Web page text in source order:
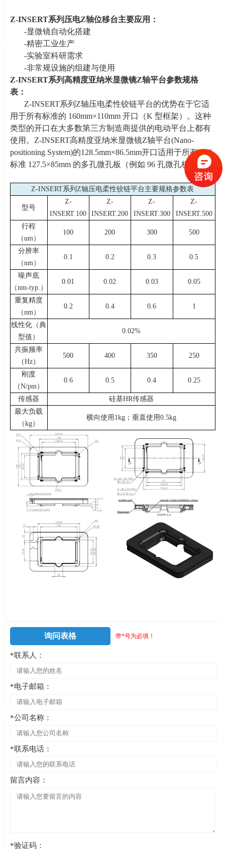
Z-INSERT系列压电Z轴位移台主要应用：
-显微镜自动化搭建
-精密工业生产
-实验室科研需求
-非常规设施的组建与使用
Z-INSERT系列高精度亚纳米显微镜Z轴平台参数规格
表：
Z-INSERT系列 Z轴压电柔性铰链平台的优势在于它适
用于所有标准的 160mm×110mm 开口（K 型框架）。这种
类型的开口在大多数第三方制造商提供的电动平台上都有
使用。 Z-INSERT高精度亚纳米显微镜Z轴平台(Nano-
positioning System)的128.5mm×86.5mm开口适用于所有SBS
标准127.5×85mm 的多孔微孔板（例如 96 孔微孔板）。
Z-INSERT系列Z轴压电柔性铰链平台主要规格参数表
型号
Z-
INSERT.100
Z-
INSERT.200
Z-
INSERT.300
Z-
INSERT.500
行程
（um）
100 200 300 500
分辨率
（nm）
0.1 0.2 0.3 0.5
噪声底
（nm-typ. ）
0.01 0.02 0.03 0.05
重复精度
（nm）
0.2 0.4 0.6 1
线性化（典
型值）
0.02%
共振频率
（Hz）
500 400 350 250
刚度
（N/pm）
0.6 0.5 0.4 0.25
传感器 硅基HR传感器
最大负载
（kg）
横向使用 1kg；垂直使用0.5kg
询问表格 带*号为必填！
*联系人：
*电子邮箱：
*公司名称：
*联系电话：
留言内容：
*验证码：